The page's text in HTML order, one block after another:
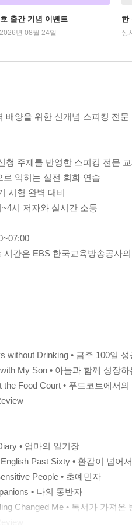
출간 기념 이벤트
년 08월 24일
한
상
배양을 위한 신개념 스피킹 전문
청 주제를 반영한 스피킹 전문
로 익히는 실전 회화 연습
시험 완벽 대비
시 저자와 실시간 소통
시간은 EBS 한국교육방송공사
without Drinking • 금주 100일 성
My Son • 아들과 함께 성장하
the Food Court • 푸드코트에서
• 엄마의 일기장
Past Sixty • 환갑이 넘어
People • 초예민자
• 나의 동반자
Changed Me • 독서가 가져온